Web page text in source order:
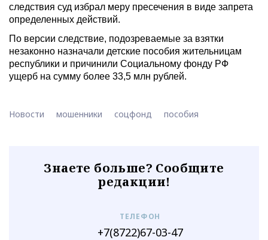
следствия суд избрал меру пресечения в виде запрета
определенных действий.
По версии следствие, подозреваемые за взятки
незаконно назначали детские пособия жительницам
республики и причинили Социальному фонду РФ
ущерб на сумму более 33,5 млн рублей.
Новости мошенники соцфонд пособия
Знаете больше? Сообщите
редакции!
ТЕЛЕФОН
+7(8722)67-03-47